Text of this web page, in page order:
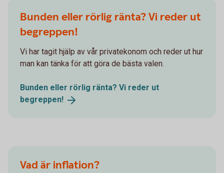
Bunden eller rörlig ränta? Vi reder ut
begreppen!
Vi har tagit hjälp av vår privatekonom och reder ut hur
man kan tänka för att göra de bästa valen.
Bunden eller rörlig ränta? Vi reder ut
begreppen!
Vad är inflation?